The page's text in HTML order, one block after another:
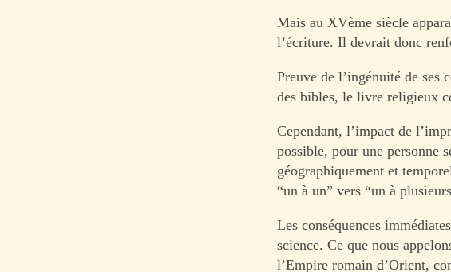
Mais au XVème siècle
l’écriture. Il devrait donc
Preuve de l’ingénuité de ses
des bibles, le livre religieux
Cependant, l’impact de
possible, pour une personne
géographiquement et
“un à un” vers “un à
Les conséquences
science. Ce que nous
l’Empire romain d’Orient,